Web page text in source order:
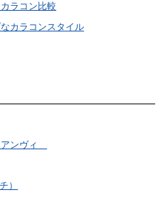
ラコン比較
カラコンスタイル
ンヴィ
）